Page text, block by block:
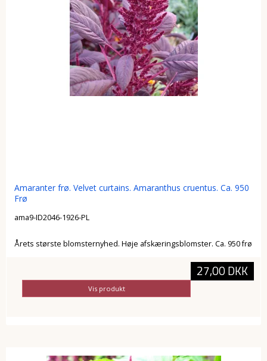
Amaranter frø. Velvet curtains. Amaranthus cruentus. Ca. 950
Frø
ama9-ID2046-1926-PL
Årets største blomsternyhed. Høje afskæringsblomster. Ca. 950 frø
27,00 DKK
Vis produkt